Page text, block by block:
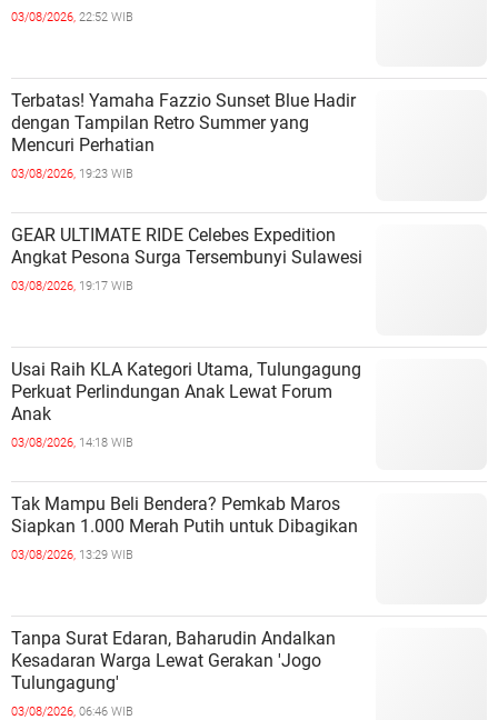
03/08/2026, 22:52 WIB
Terbatas! Yamaha Fazzio Sunset Blue Hadir
dengan Tampilan Retro Summer yang
Mencuri Perhatian
03/08/2026, 19:23 WIB
GEAR ULTIMATE RIDE Celebes Expedition
Angkat Pesona Surga Tersembunyi Sulawesi
03/08/2026, 19:17 WIB
Usai Raih KLA Kategori Utama, Tulungagung
Perkuat Perlindungan Anak Lewat Forum
Anak
03/08/2026, 14:18 WIB
Tak Mampu Beli Bendera? Pemkab Maros
Siapkan 1.000 Merah Putih untuk Dibagikan
03/08/2026, 13:29 WIB
Tanpa Surat Edaran, Baharudin Andalkan
Kesadaran Warga Lewat Gerakan 'Jogo
Tulungagung'
03/08/2026, 06:46 WIB